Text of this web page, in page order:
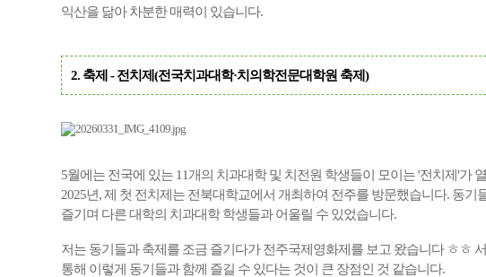
익산을 닮아 차분한 매력이 있습니다.
2. 축제 - 전치제(전국치과대학·치의학전문대학원 축제)
5월에는 전국에 있는 11개의 치과대학 및 치전원 학생들이 모이는 '전치제'가
2025년,제 첫 전치제는 전북대학교에서 개최하여 전주를 방문했습니다. 동기
즐기며 다른대학의 치과대학 학생들과 어울릴 수 있었습니다.
저는 동기들과 축제를 조금 즐기다가 전주국제영화제를 보고 왔습니다 ㅎㅎ
통해 이렇게 동기들과 함께 즐길 수 있다는 것이 큰 장점인 것 같습니다.